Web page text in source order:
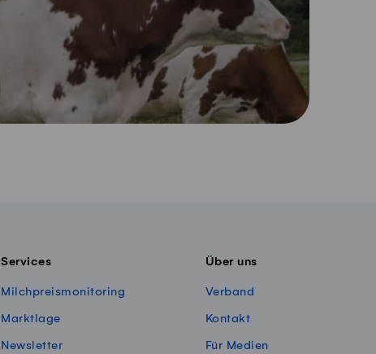
Services
Milchpreismonitoring
Marktlage
Newsletter
Über uns
Verband
Kontakt
Für Medien